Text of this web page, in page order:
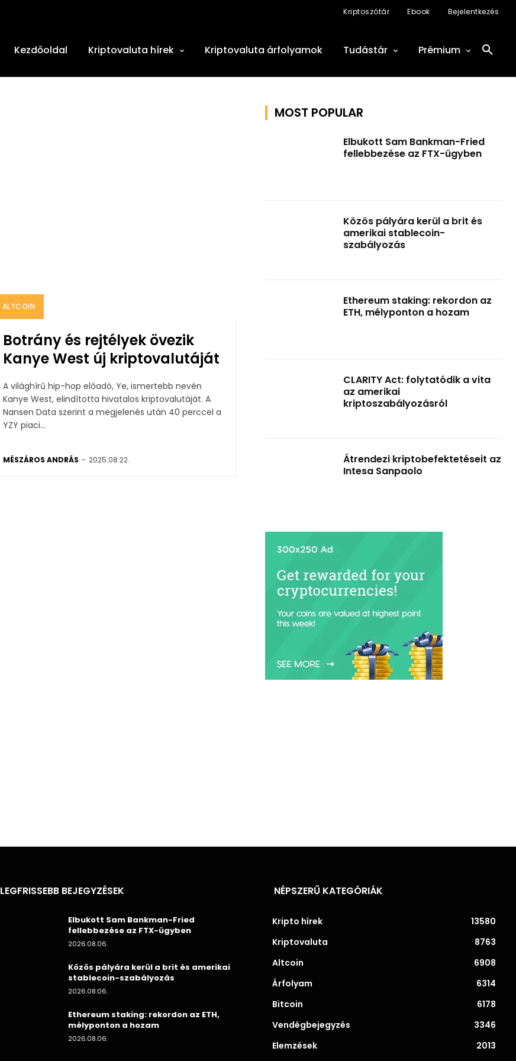
Kriptoszótár Ebook Bejelentkezés
Kezdőoldal Kriptovaluta hírek Kriptovaluta árfolyamok Tudástár Prémium
ALTCOIN
Botrány és rejtélyek övezik
Kanye West új kriptovalutáját
A világhírű hip-hop előadó, Ye, ismertebb nevén
Kanye West, elindította hivatalos kriptovalutáját. A
Nansen Data szerint a megjelenés után 40 perccel a
YZY piaci...
MÉSZÁROS ANDRÁS - 2025.08.22.
MOST POPULAR
Elbukott Sam Bankman-Fried
fellebbezése az FTX-ügyben
Közös pályára kerül a brit és
amerikai stablecoin-
szabályozás
Ethereum staking: rekordon az
ETH, mélyponton a hozam
CLARITY Act: folytatódik a vita
az amerikai
kriptoszabályozásról
Átrendezi kriptobefektetéseit az
Intesa Sanpaolo
LEGFRISSEBB BEJEGYZÉSEK
Elbukott Sam Bankman-Fried
fellebbezése az FTX-ügyben
2026.08.06.
Közös pályára kerül a brit és amerikai
stablecoin-szabályozás
2026.08.06.
Ethereum staking: rekordon az ETH,
mélyponton a hozam
2026.08.06.
NÉPSZERŰ KATEGÓRIÁK
Kripto hírek
13580
Kriptovaluta
8763
Altcoin
6908
Árfolyam
6314
Bitcoin
6178
Vendégbejegyzés
3346
Elemzések
2013